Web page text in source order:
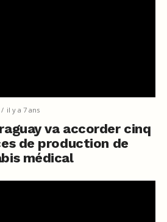
il y a 7 ans
va accorder cinq
de production de
médical